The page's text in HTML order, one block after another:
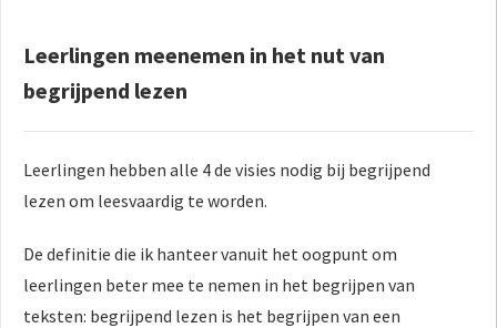
Leerlingen meenemen in het nut van
begrijpend lezen
Leerlingen hebben alle 4 de visies nodig bij begrijpend
lezen om leesvaardig te worden.
De definitie die ik hanteer vanuit het oogpunt om
leerlingen beter mee te nemen in het begrijpen van
teksten: begrijpend lezen is het begrijpen van een